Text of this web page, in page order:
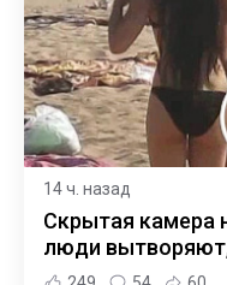
14 ч. назад
Скрытая камера
люди вытворяют,